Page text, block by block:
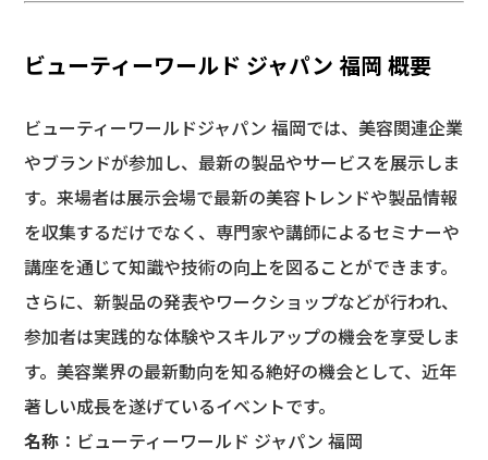
ビューティーワールド ジャパン 福岡 概要
ビューティーワールドジャパン 福岡では、美容関連企業
やブランドが参加し、最新の製品やサービスを展示しま
す。来場者は展示会場で最新の美容トレンドや製品情報
を収集するだけでなく、専門家や講師によるセミナーや
講座を通じて知識や技術の向上を図ることができます。
さらに、新製品の発表やワークショップなどが行われ、
参加者は実践的な体験やスキルアップの機会を享受しま
す。美容業界の最新動向を知る絶好の機会として、近年
著しい成長を遂げているイベントです。
名称 ：ビューティーワールド ジャパン 福岡